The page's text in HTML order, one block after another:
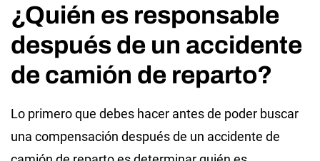
¿Quién es responsable
después de un accidente
de camión de reparto?
Lo primero que debes hacer antes de poder buscar
una compensación después de un accidente de